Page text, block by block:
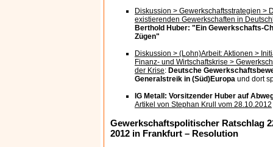
Diskussion > Gewerkschaftsstrategien >
existierenden Gewerkschaften in
Berthold Huber: "Ein Gewerkschafts-
Zügen"
Diskussion > (Lohn)Arbeit: Aktionen >
Finanz- und Wirtschaftskrise >
der Krise: Deutsche
Generalstreik in (Süd)Europa und dort
IG Metall: Vorsitzender Huber auf
Artikel von Stephan Krull vom 28.10.2012
Gewerkschaftspolitischer Ratschlag
2012 in Frankfurt – Resolution